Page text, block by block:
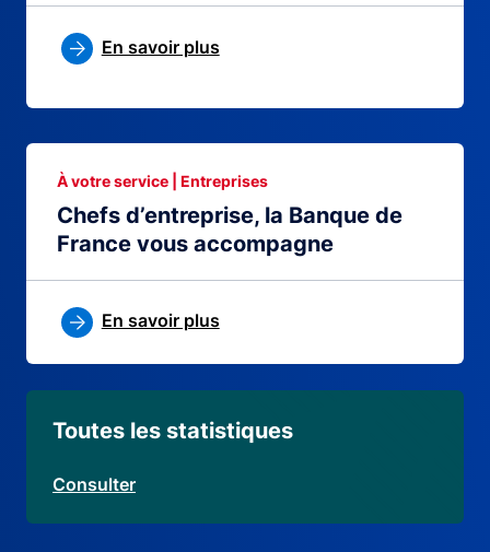
En savoir plus
Chefs d’entreprise, la Banque de
France vous accompagne
À votre service | Entreprises
En savoir plus
Toutes les statistiques
Consulter